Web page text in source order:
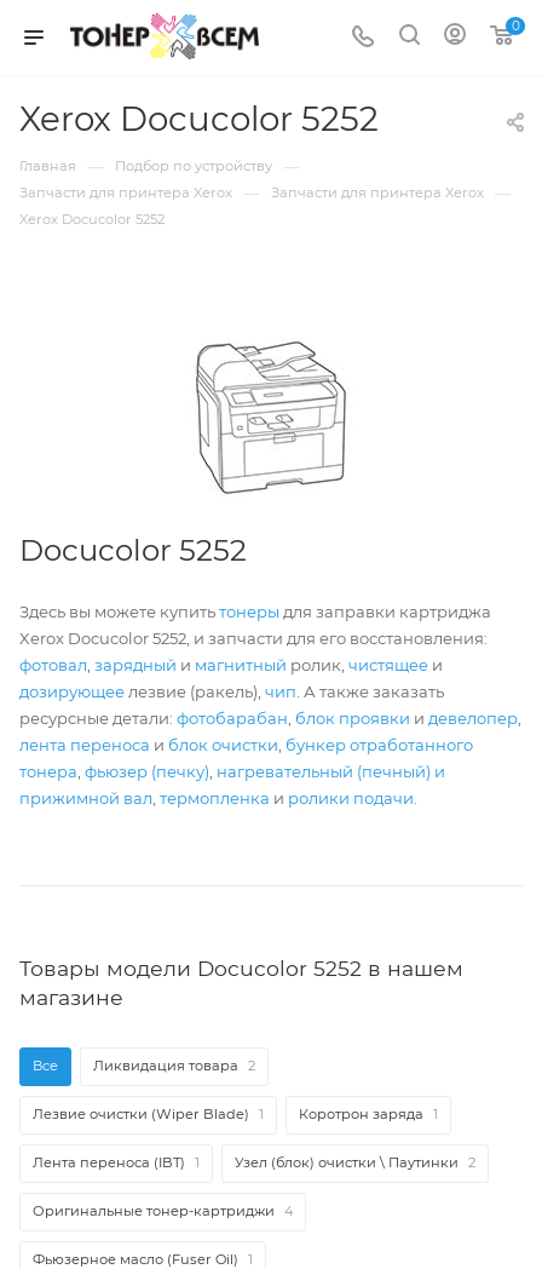
0
Xerox Docucolor 5252
Главная — Подбор по устройству —
Запчасти для принтера Xerox — Запчасти для принтера Xerox —
Xerox Docucolor 5252
Docucolor 5252
Здесь вы можете купитьтонеры для заправки картриджа
Xerox Docucolor 5252, и запчасти для его восстановления:
фотовал зарядный и магнитный ролик, чистящее и
дозирующее лезвие (ракель), чип . А также заказать
ресурсные детали: фотобарабан блок проявки и девелопер
лента переноса и блок очистки бункер отработанного
тонера фьюзер (печку) нагревательный (печный) и
прижимной вал термопленка и ролики подачи
Товары модели Docucolor 5252 в нашем
магазине
Все Ликвидация товара 2
Лезвие очистки (Wiper Blade) 1 Коротрон заряда 1
Лента переноса (IBT) 1 Узел (блок) очистки \ Паутинки 2
Оригинальные тонер-картриджи 4
Фьюзерное масло (Fuser Oil) 1